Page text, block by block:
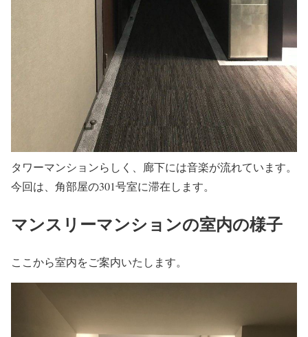
タワーマンションらしく、廊下には音楽が流れています。
今回は、角部屋の301号室に滞在します。
マンスリーマンションの室内の様子
ここから室内をご案内いたします。